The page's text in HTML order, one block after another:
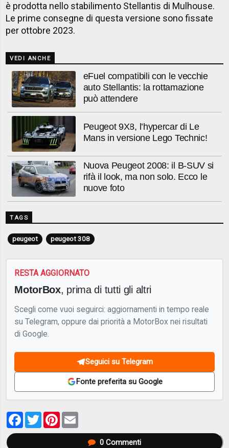
è prodotta nello stabilimento Stellantis di Mulhouse.
Le prime consegne di questa versione sono fissate
per ottobre 2023.
VEDI ANCHE
eFuel compatibili con le vecchie
auto Stellantis: la rottamazione
può attendere
Peugeot 9X8, l’hypercar di Le
Mans in versione Lego Technic!
Nuova Peugeot 2008: il B-SUV si
rifà il look, ma non solo. Ecco le
nuove foto
TAGS
peugeot peugeot 308
RESTA AGGIORNATO
MotorBox, prima di tutti gli altri
Scegli come vuoi seguirci: aggiornamenti in tempo reale
su Telegram, oppure dai priorità a MotorBox nei risultati
di Google.
Seguici su Telegram
Fonte preferita su Google
Facebook
TwitterPinterest
0Commenti